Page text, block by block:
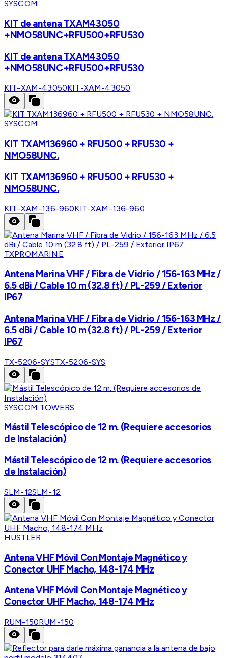
SYSCOM
KIT de antena TXAM43050
+NMO58UNC+RFU500+RFU530
KIT de antena TXAM43050
+NMO58UNC+RFU500+RFU530
KIT-XAM-43050KIT-XAM-43050
SYSCOM
KIT TXAM136960 + RFU500 + RFU530 +
NMO58UNC.
KIT TXAM136960 + RFU500 + RFU530 +
NMO58UNC.
KIT-XAM-136-960KIT-XAM-136-960
TXPROMARINE
Antena Marina VHF / Fibra de Vidrio / 156-163 MHz /
6.5 dBi / Cable 10 m (32.8 ft) / PL-259 / Exterior
IP67
Antena Marina VHF / Fibra de Vidrio / 156-163 MHz /
6.5 dBi / Cable 10 m (32.8 ft) / PL-259 / Exterior
IP67
TX-5206-SYSTX-5206-SYS
SYSCOM TOWERS
Mástil Telescópico de 12 m. (Requiere accesorios
de Instalación)
Mástil Telescópico de 12 m. (Requiere accesorios
de Instalación)
SLM-12SLM-12
HUSTLER
Antena VHF Móvil Con Montaje Magnético y
Conector UHF Macho, 148-174 MHz
Antena VHF Móvil Con Montaje Magnético y
Conector UHF Macho, 148-174 MHz
RUM-150RUM-150